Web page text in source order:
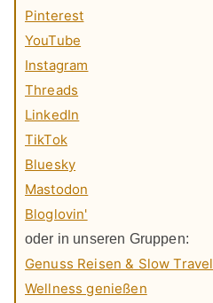
Pinterest
YouTube
Instagram
Threads
LinkedIn
TikTok
Bluesky
Mastodon
Bloglovin'
oder in unseren Gruppen:
Genuss Reisen & Slow Travel
Wellness genießen